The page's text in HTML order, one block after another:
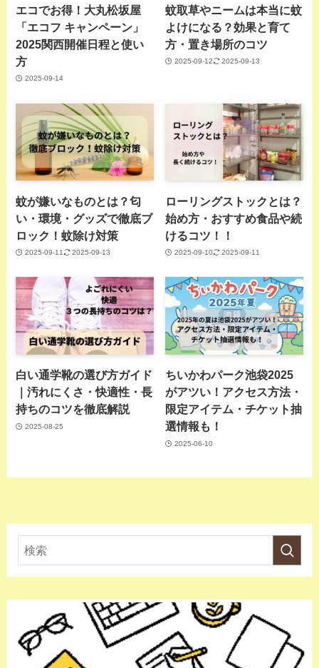
エコでお得！大丸松坂屋
「エコフ キャンペーン」
2025関西開催日程と使い
方
2025-09-14
蚊取草やニームは本当に蚊
よけになる？効果と育て
方・置き場所のコツ
2025-09-12 2025-09-13
蚊が嫌いなものとは？匂
い・環境・グッズで徹底ブ
ロック！蚊除け対策
2025-09-11 2025-09-13
ローリングストックとは？
始め方・おすすめ食品や続
けるコツ！！
2025-09-10 2025-09-11
白い通学靴の選び方ガイド
｜汚れにくさ・快適性・長
持ちのコツを徹底解説
2025-08-25
ちいかわパーク池袋2025
がアツい！アクセス方法・
限定アイテム・チケット抽
選情報も！
2025-06-10